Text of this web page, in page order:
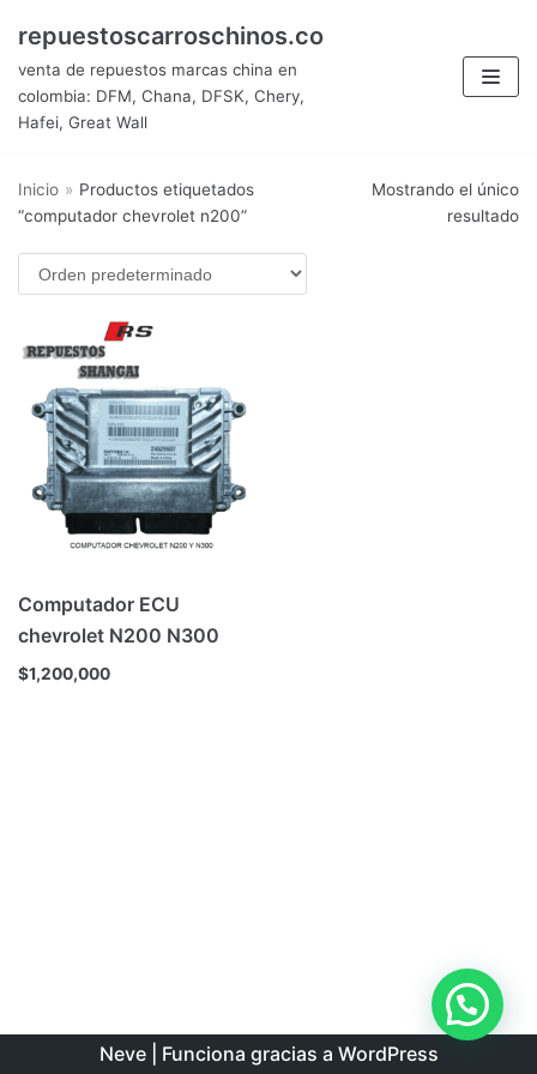
Saltar
contenido
repuestoscarroschinos.co
venta de repuestos marcas china en
colombia: DFM, Chana, DFSK, Chery,
Hafei, Great Wall
Inicio » Productos etiquetados
“computador chevrolet n200”
Mostrando el único
resultado
Computador ECU
chevrolet N200 N300
$1,200,000
Neve| Funciona gracias a WordPress